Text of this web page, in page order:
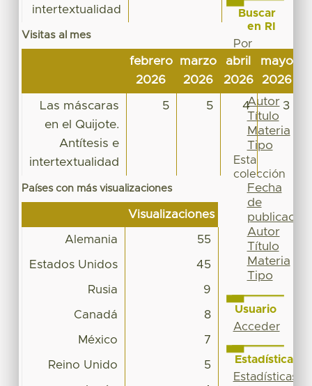
intertextualidad
Visitas al mes
febrero
2026
marzo
2026
abril
2026
mayo
2026
Las máscaras
en el Quijote.
Antítesis e
intertextualidad
5 5 4 3
Países con más visualizaciones
Visualizaciones
Alemania 55
Estados Unidos 45
Rusia 9
Canadá 8
México 7
Reino Unido 5
Buscar
en RI
Por
Fecha
de
publicación
Autor
Título
Materia
Tipo
Esta
colección
Fecha
de
publicación
Autor
Título
Materia
Tipo
Usuario
Acceder
Estadísticas
Estadísticas